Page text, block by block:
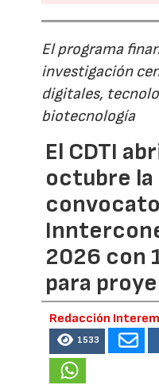
El programa
investigación
digitales,
biotecnología
El CDTI
octubre la
2026 con
para
Redacción
1533